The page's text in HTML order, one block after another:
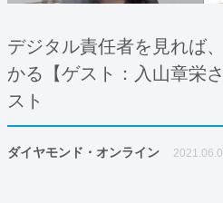
デジタル責任者を見れば
かる【ゲスト：入山章栄
スト
ダイヤモンド・オンライン